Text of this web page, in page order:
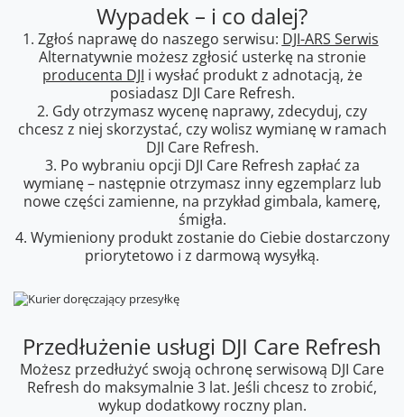
Wypadek – i co dalej?
1. Zgłoś naprawę do naszego serwisu: DJI-ARS Serwis
Alternatywnie możesz zgłosić usterkę na stronie
producenta DJI i wysłać produkt z adnotacją, że
posiadasz DJI Care Refresh.
2. Gdy otrzymasz wycenę naprawy, zdecyduj, czy
chcesz z niej skorzystać, czy wolisz wymianę w ramach
DJI Care Refresh.
3. Po wybraniu opcji DJI Care Refresh zapłać za
wymianę – następnie otrzymasz inny egzemplarz lub
nowe części zamienne, na przykład gimbala, kamerę,
śmigła.
4. Wymieniony produkt zostanie do Ciebie dostarczony
priorytetowo i z darmową wysyłką.
Przedłużenie usługi DJI Care Refresh
Możesz przedłużyć swoją ochronę serwisową DJI Care
Refresh do maksymalnie 3 lat. Jeśli chcesz to zrobić,
wykup dodatkowy roczny plan.